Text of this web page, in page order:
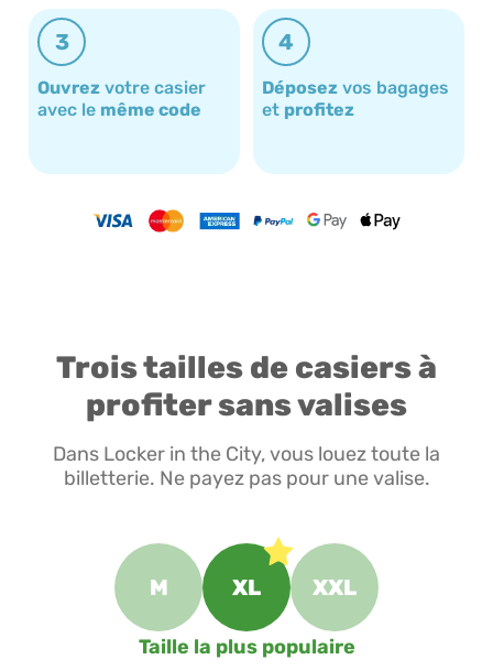
3
Ouvrez votre casier
avec le même code
4
Déposez vos bagages
et profitez
Trois tailles de casiers à
profiter sans valises
Dans Locker in the City, vous louez toute la
billetterie. Ne payez pas pour une valise.
M XL XXL
Taille la plus populaire